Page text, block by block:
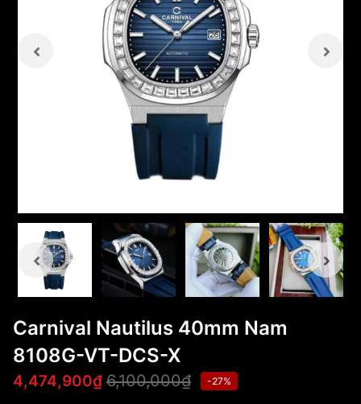
Carnival Nautilus 40mm Nam
8108G-VT-DCS-X
4,474,900₫ 6,100,000₫ -27%